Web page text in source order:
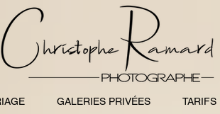
GALERIES PRIVÉES TARIFS